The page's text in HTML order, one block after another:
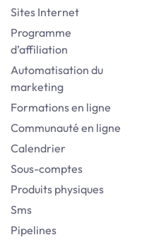
Sites Internet
Programme
d’affiliation
Automatisation du
marketing
Formations en ligne
Communauté en ligne
Calendrier
Sous-comptes
Produits physiques
Sms
Pipelines